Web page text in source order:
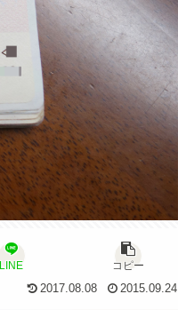
LINE
コピー
2017.08.08
2015.09.24